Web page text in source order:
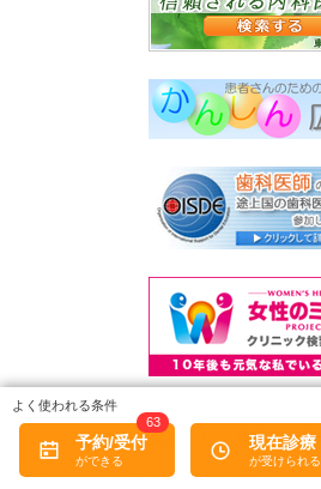
《掲載している情報につい
掲載している各種情報は、ミーカンパ
予約/受付
63
現在診療